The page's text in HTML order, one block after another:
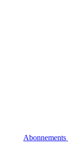
Abonnements